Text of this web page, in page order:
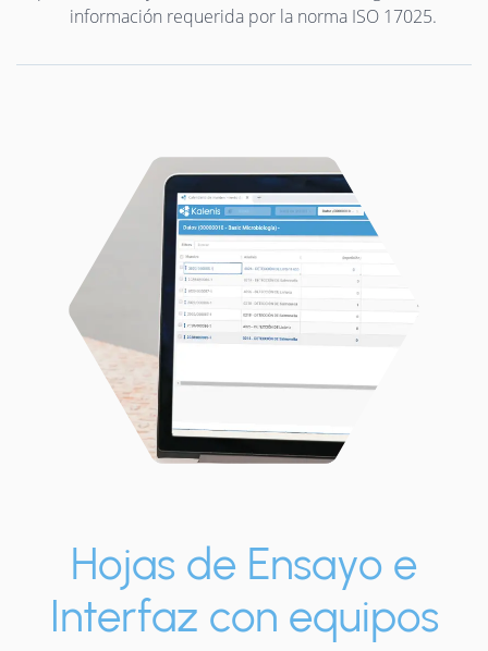
información requerida por la norma ISO 17025.
Hojas de Ensayo e
Interfaz con equipos